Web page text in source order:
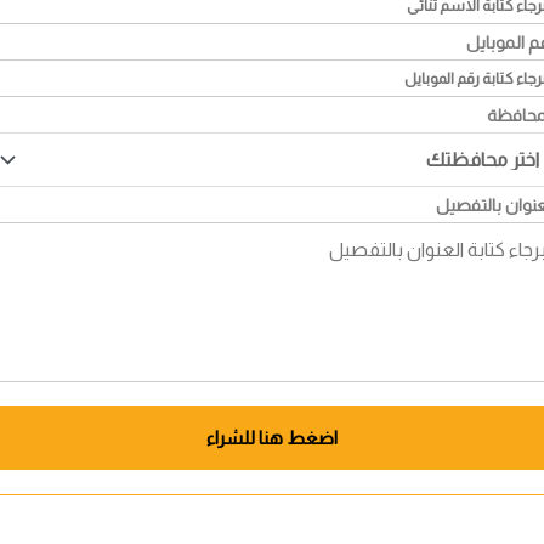
الموبايل
بالتفصيل
اضغط هنا للشراء